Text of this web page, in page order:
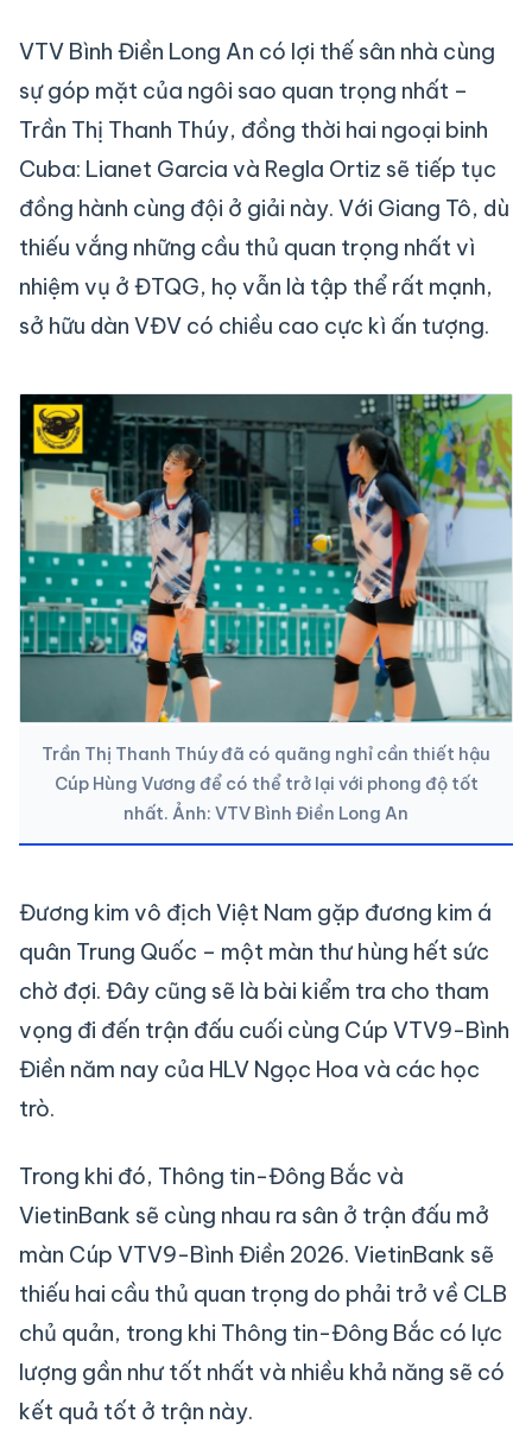
VTV Bình Điền Long An có lợi thế sân nhà cùng
sự góp mặt của ngôi sao quan trọng nhất –
Trần Thị Thanh Thúy, đồng thời hai ngoại binh
Cuba: Lianet Garcia và Regla Ortiz sẽ tiếp tục
đồng hành cùng đội ở giải này. Với Giang Tô, dù
thiếu vắng những cầu thủ quan trọng nhất vì
nhiệm vụ ở ĐTQG, họ vẫn là tập thể rất mạnh,
sở hữu dàn VĐV có chiều cao cực kì ấn tượng.
Trần Thị Thanh Thúy đã có quãng nghỉ cần thiết hậu
Cúp Hùng Vương để có thể trở lại với phong độ tốt
nhất. Ảnh: VTV Bình Điền Long An
Đương kim vô địch Việt Nam gặp đương kim á
quân Trung Quốc – một màn thư hùng hết sức
chờ đợi. Đây cũng sẽ là bài kiểm tra cho tham
vọng đi đến trận đấu cuối cùng Cúp VTV9-Bình
Điền năm nay của HLV Ngọc Hoa và các học
trò.
Trong khi đó, Thông tin-Đông Bắc và
VietinBank sẽ cùng nhau ra sân ở trận đấu mở
màn Cúp VTV9-Bình Điền 2026. VietinBank sẽ
thiếu hai cầu thủ quan trọng do phải trở về CLB
chủ quản, trong khi Thông tin-Đông Bắc có lực
lượng gần như tốt nhất và nhiều khả năng sẽ có
kết quả tốt ở trận này.